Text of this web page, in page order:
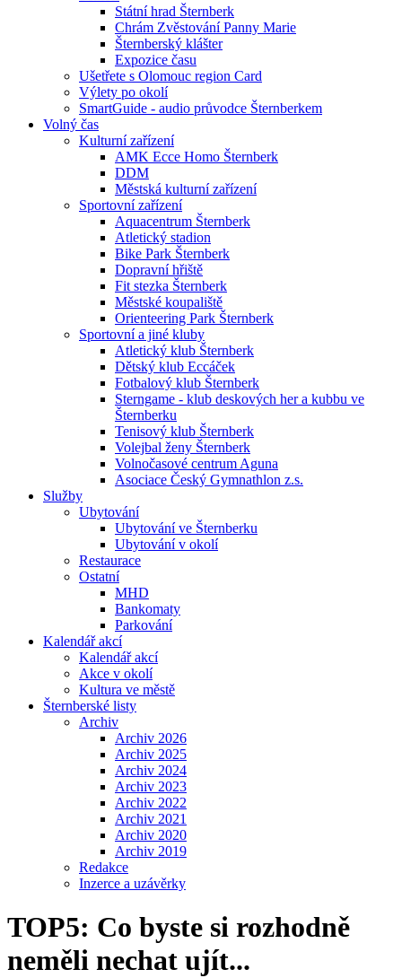
Státní hrad Šternberk
Chrám Zvěstování Panny Marie
Šternberský klášter
Expozice času
Ušetřete s Olomouc region Card
Výlety po okolí
SmartGuide - audio průvodce Šternberkem
Volný čas
Kulturní zařízení
AMK Ecce Homo Šternberk
DDM
Městská kulturní zařízení
Sportovní zařízení
Aquacentrum Šternberk
Atletický stadion
Bike Park Šternberk
Dopravní hřiště
Fit stezka Šternberk
Městské koupaliště
Orienteering Park Šternberk
Sportovní a jiné kluby
Atletický klub Šternberk
Dětský klub Eccáček
Fotbalový klub Šternberk
Sterngame - klub deskových her a kubbu ve
Šternberku
Tenisový klub Šternberk
Volejbal ženy Šternberk
Volnočasové centrum Aguna
Asociace Český Gymnathlon z.s.
Služby
Ubytování
Ubytování ve Šternberku
Ubytování v okolí
Restaurace
Ostatní
MHD
Bankomaty
Parkování
Kalendář akcí
Kalendář akcí
Akce v okolí
Kultura ve městě
Šternberské listy
Archiv
Archiv 2026
Archiv 2025
Archiv 2024
Archiv 2023
Archiv 2022
Archiv 2021
Archiv 2020
Archiv 2019
Redakce
Inzerce a uzávěrky
TOP5: Co byste si rozhodně
neměli nechat ujít...